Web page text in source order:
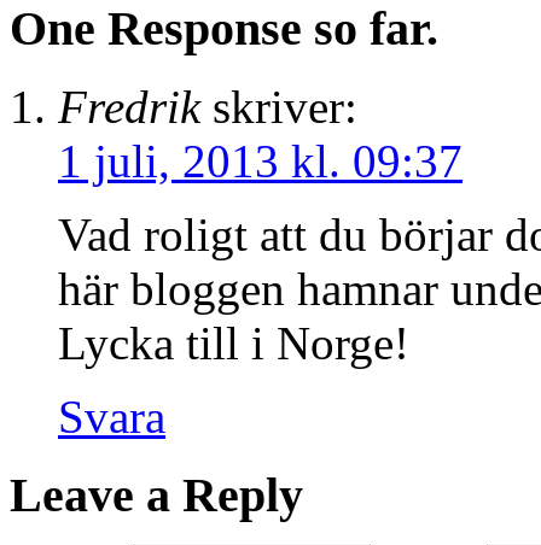
One Response so far.
Fredrik skriver:
1 juli, 2013 kl. 09:37
Vad roligt att du börjar
här bloggen hamnar
Lycka till i Norge!
Svara
Leave a Reply